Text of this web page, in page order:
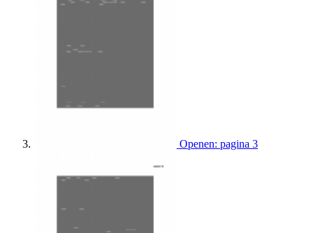
Openen: pagina 3